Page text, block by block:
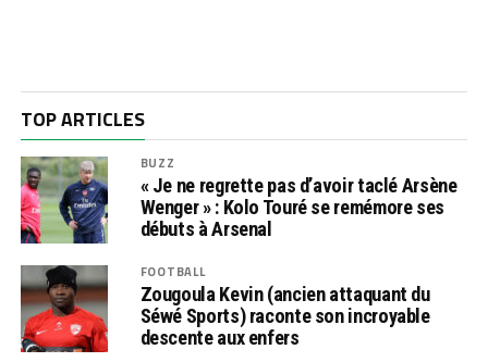
TOP ARTICLES
BUZZ
« Je ne regrette pas d’avoir taclé Arsène
Wenger » : Kolo Touré se remémore ses
débuts à Arsenal
FOOTBALL
Zougoula Kevin (ancien attaquant du
Séwé Sports) raconte son incroyable
descente aux enfers